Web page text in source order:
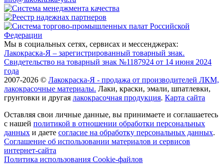
Мы в социальных сетях, сервисах и мессенджерах:
Лакокраска-Я – зарегистрированный товарный знак.
Свидетельство на товарный знак №1187924 от 14 июня 2024
года
2007-2026 © Лакокраска-Я - продажа от производителей ЛКМ,
лакокрасочные материалы. Лаки, краски, эмали, шпатлевки,
грунтовки и другая лакокрасочная продукция. Карта сайта
Оставляя свои личные данные, вы принимаете и соглашаетесь
с нашей политикой в отношении обработки персональных
данных и даете cогласие на обработку персональных данных.
Соглашение об использовании материалов и сервисов
интернет-сайта
Политика использования Cookie-файлов